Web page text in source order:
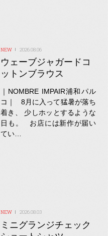
2026.08.06
ウェーブジャガードコ
ットンブラウス
｜NOMBRE IMPAIR浦和パル
コ｜ 8月に入って猛暑が落ち
着き、 少しホッとするような
日も。 お店には新作が届い
てい…
2026.08.03
ミニグランジチェック